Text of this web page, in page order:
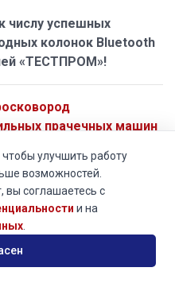
числу успешных
колонок Bluetooth
«ТЕСТПРОМ»!
прачечных машин
отходов,
воздуха бытового
чтобы улучшить работу
возможностей.
вы соглашаетесь с
и на